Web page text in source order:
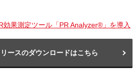
効果測定ツール「PR Analyzer®」を導入
ースのダウンロードはこちら